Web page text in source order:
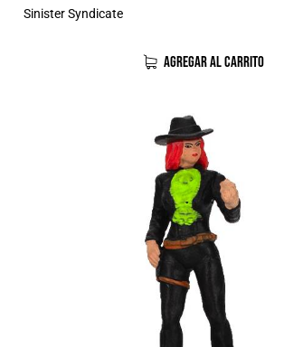
Sinister Syndicate
AGREGAR AL CARRITO